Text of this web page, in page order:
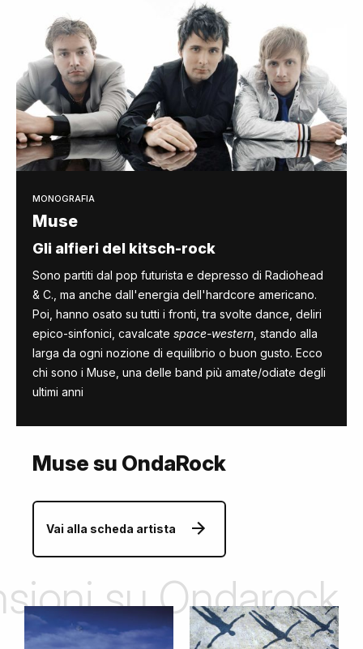
MONOGRAFIA
Muse
Gli alfieri del kitsch-rock
Sono partiti dal pop futurista e depresso di Radiohead
& C., ma anche dall'energia dell'hardcore americano.
Poi, hanno osato su tutti i fronti, tra svolte dance, deliri
epico-sinfonici, cavalcate space-western , stando alla
larga da ogni nozione di equilibrio o buon gusto. Ecco
chi sono i Muse, una delle band più amate/odiate degli
ultimi anni
Muse su OndaRock
Vai alla scheda artista
su Ondarock